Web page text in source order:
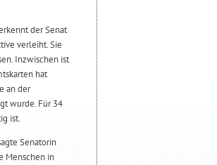
der Senat
verleiht. Sie
Inzwischen ist
hat
an der
wurde. Für 34
ist.
Senatorin
Menschen in